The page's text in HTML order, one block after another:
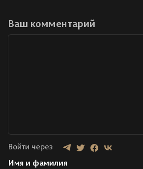
Ваш комментарий
Войти через
Имя и фамилия